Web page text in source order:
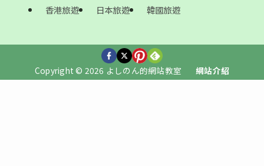
香港旅遊 日本旅遊 韓國旅遊
Copyright © 2026 よしのん的網站教室 網站介紹